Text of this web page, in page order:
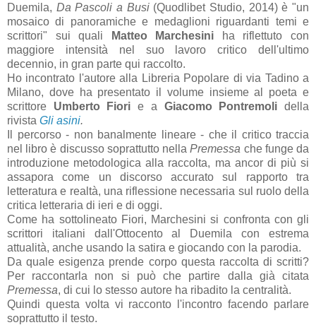
Duemila, Da Pascoli a Busi (Quodlibet Studio, 2014) è "un
mosaico di panoramiche e medaglioni riguardanti temi e
scrittori" sui quali
Matteo Marchesini
ha riflettuto con
maggiore intensità nel suo lavoro critico dell'ultimo
decennio, in gran parte qui raccolto.
Ho incontrato l'autore alla Libreria Popolare di via Tadino a
Milano, dove ha presentato il volume insieme al poeta e
scrittore Umberto Fiori e a Giacomo Pontremoli della
rivista Gli asini.
Il percorso - non banalmente lineare - che il critico traccia
nel libro è discusso soprattutto nellaPremessa che funge da
introduzione metodologica alla raccolta, ma ancor di più si
assapora come un discorso accurato sul rapporto tra
letteratura e realtà, una riflessione necessaria sul ruolo della
critica letteraria di ieri e di oggi.
Come ha sottolineato Fiori, Marchesini si confronta con gli
scrittori italiani dall'Ottocento al Duemila con estrema
attualità, anche usando la satira e giocando con la parodia.
Da quale esigenza prende corpo questa raccolta di scritti?
Per raccontarla
non si può che partire dalla già citata
Premessa, di cui lo stesso autore ha ribadito la centralità.
Quindi questa volta vi racconto l'incontro facendo parlare
soprattutto il testo.